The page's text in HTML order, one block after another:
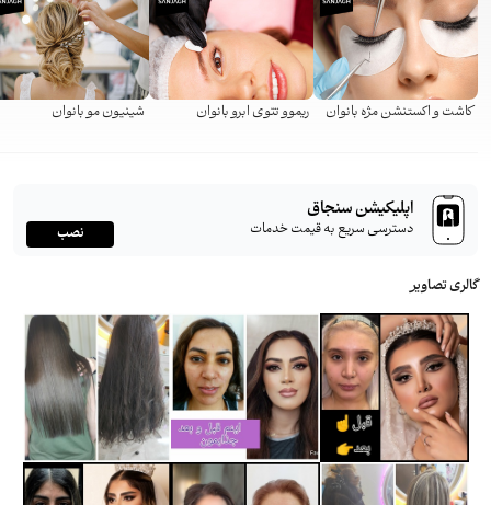
کاشت و اکستنشن مژه بانوان ریموو تتوی ابرو بانوان شینیون مو بانوان
اپلیکیشن سنجاق
دسترسی سریع به قیمت خدمات نصب
گالری تصاویر